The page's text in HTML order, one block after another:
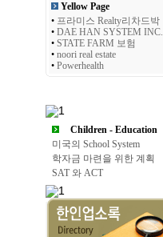
Yellow Page
• 프라미스 Realty리차드박
• DAE HAN SYSTEM INC.
• STATE FARM 보험
• noori real estate
• Powerhealth
Children - Education
미국의 School System
학자금 마련을 위한 계획
SAT 와 ACT